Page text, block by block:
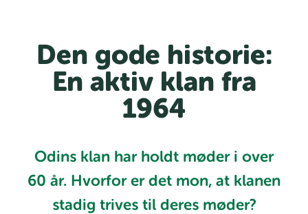
Den gode historie:
En aktiv klan fra
1964
Odins klan har holdt møder i over
60 år. Hvorfor er det mon, at klanen
stadig trives til deres møder?